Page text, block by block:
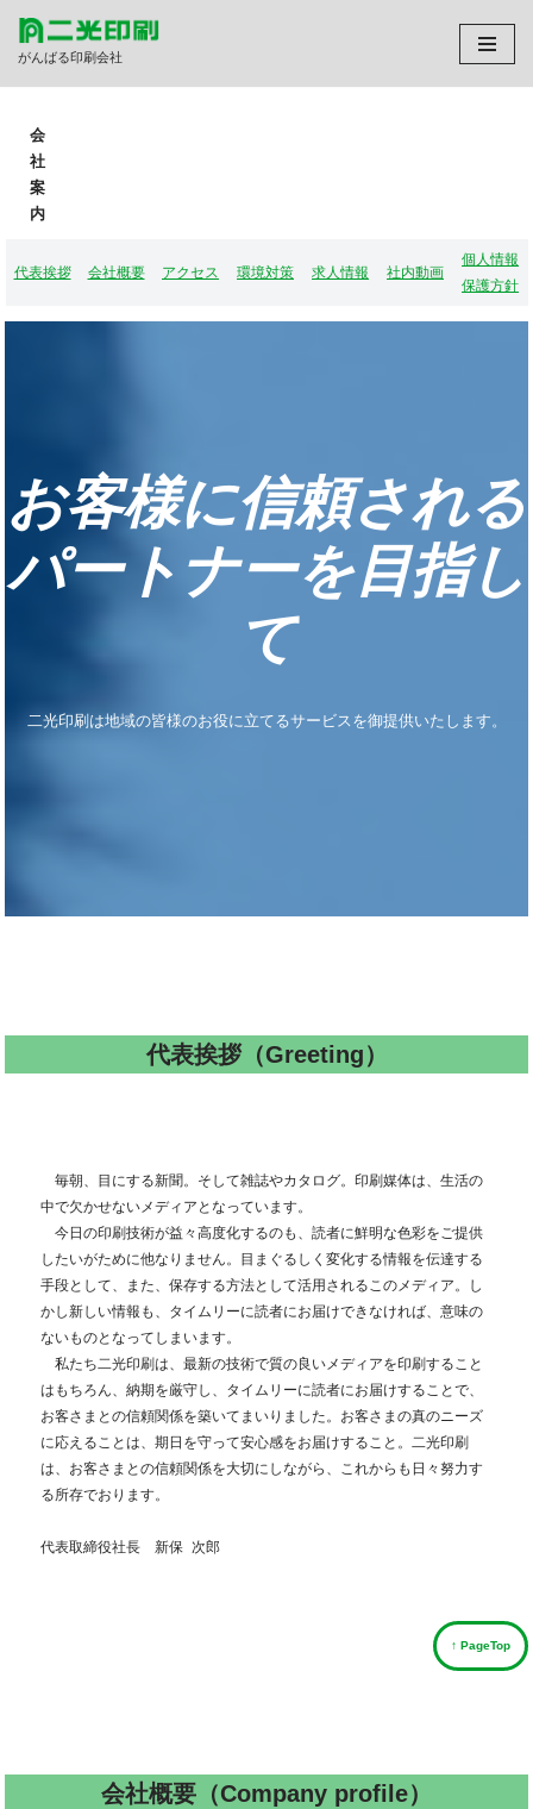
コ
ン
ン
ツ
へ
ス
ッ
がんばる印刷会社
会
社
案
内
代表挨拶 会社概要 アクセス 環境対策 求人情報 社内動画
個人情報
保護方針
お客様に信頼される
パートナーを目指し
て
二光印刷は地域の皆様のお役に立てるサービスを御提供いたします。
代表挨拶（Greeting）
毎朝、目にする新聞。そして雑誌やカタログ。印刷媒体は、生活の
中で欠かせないメディアとなっています。
今日の印刷技術が益々高度化するのも、読者に鮮明な色彩をご提供
したいがために他なりません。目まぐるしく変化する情報を伝達する
手段として、また、保存する方法として活用されるこのメディア。し
かし新しい情報も、タイムリーに読者にお届けできなければ、意味の
ないものとなってしまいます。
私たち二光印刷は、最新の技術で質の良いメディアを印刷すること
はもちろん、納期を厳守し、タイムリーに読者にお届けすることで、
お客さまとの信頼関係を築いてまいりました。お客さまの真のニーズ
に応えることは、期日を守って安心感をお届けすること。二光印刷
は、お客さまとの信頼関係を大切にしながら、これからも日々努力す
る所存でおります。
代表取締役社長　新保 次郎
↑ PageTop
会社概要（Company profile）